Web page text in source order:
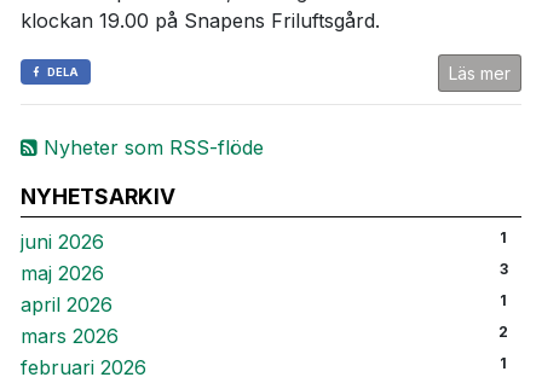
Nyheter som RSS-flöde
NYHETSARKIV
juni 2026 1
maj 2026 3
april 2026 1
mars 2026 2
februari 2026 1
klockan 19.00 på Snapens Friluftsgård.
DELA Läs mer